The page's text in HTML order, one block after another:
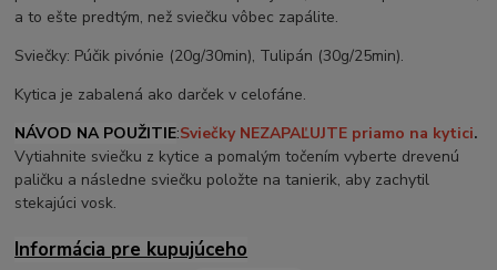
a to ešte predtým, než sviečku vôbec zapálite.
Sviečky: Púčik pivónie (20g/30min), Tulipán (30g/25min).
Kytica je zabalená ako darček v celofáne.
NÁVOD NA POUŽITIE:Sviečky NEZAPAĽUJTE priamo na kytici.
Vytiahnite sviečku z kytice a pomalým točením vyberte drevenú
paličku a následne sviečku položte na tanierik, aby zachytil
stekajúci vosk.
Informácia pre kupujúceho